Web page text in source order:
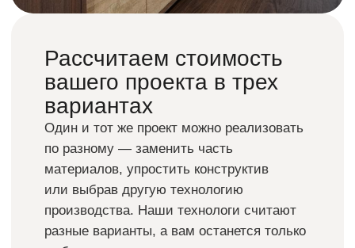
Контроль качества
от чертежа до монтажа
Наше производство — это закрытая
экосистема. Конструкторское бюро,
столярный цех, малярные камеры, зоны
камнеобработки и металлоконструкций
с другом. Это исключает ошибки
на стыках сложных материалов.
ЗАПИСАТЬСЯ НА ЭКСКУРСИЮ